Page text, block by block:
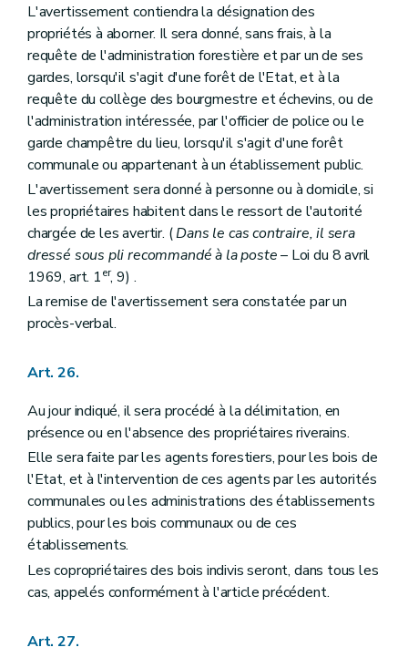
L'avertissement contiendra la désignation des
propriétés à aborner. Il sera donné, sans frais, à la
requête de l'administration forestière et par un de ses
gardes, lorsqu'il s'agit d'une forêt de l'Etat, et à la
requête du collège des bourgmestre et échevins, ou de
l'administration intéressée, par l'officier de police ou le
garde champêtre du lieu, lorsqu'il s'agit d'une forêt
communale ou appartenant à un établissement public.
L'avertissement sera donné à personne ou à domicile, si
les propriétaires habitent dans le ressort de l'autorité
chargée de les avertir. (Dans le cas contraire, il sera
dressé sous pli recommandé à la poste– Loi du 8 avril
1969, art. 1er, 9) .
La remise de l'avertissement sera constatée par un
procès-verbal.
Art. 26.
Au jour indiqué, il sera procédé à la délimitation, en
présence ou en l'absence des propriétaires riverains.
Elle sera faite par les agents forestiers, pour les bois de
l'Etat, et à l'intervention de ces agents par les autorités
communales ou les administrations des établissements
publics, pour les bois communaux ou de ces
établissements.
Les copropriétaires des bois indivis seront, dans tous les
cas, appelés conformément à l'article précédent.
Art. 27.